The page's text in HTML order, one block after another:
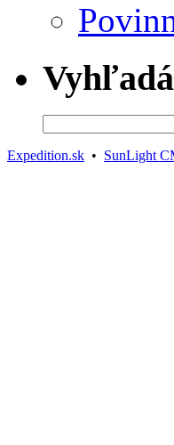
Expedition.sk • SunLight